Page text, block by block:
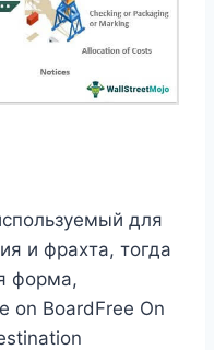
для
и фрахта, тогда
форма,
on BoardFree On